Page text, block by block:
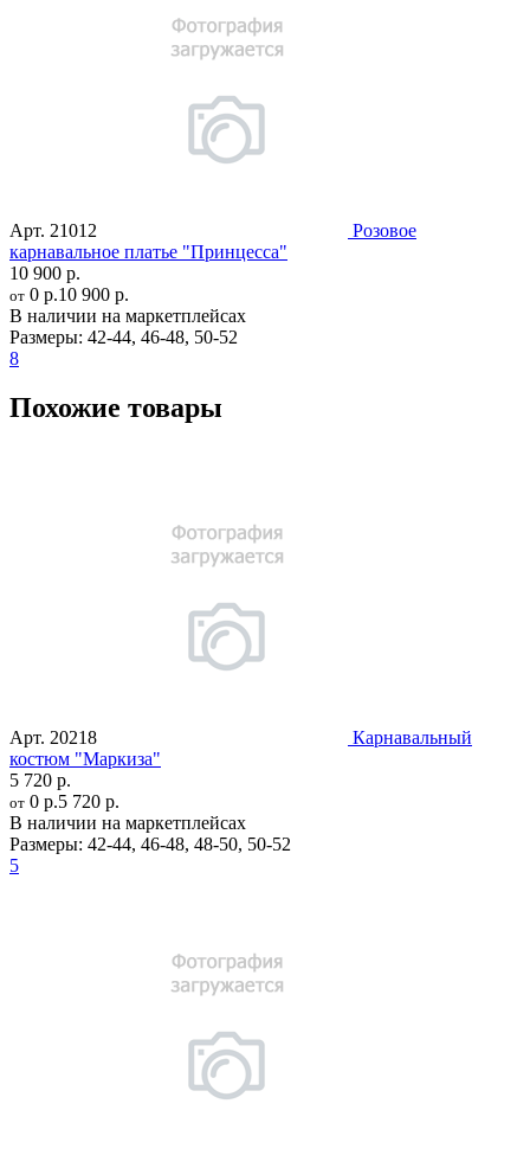
Арт. 21012
Розовое
карнавальное платье "Принцесса"
10 900 р.
от 0 р.10 900 р.
В наличии на маркетплейсах
Размеры: 42-44, 46-48, 50-52
8
Похожие товары
Арт. 20218
Карнавальный
костюм "Маркиза"
5 720 р.
от 0 р.5 720 р.
В наличии на маркетплейсах
Размеры: 42-44, 46-48, 48-50, 50-52
5